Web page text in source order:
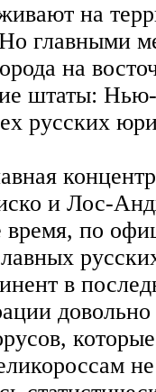
на
главными
на
штаты:
русских
и Лос-
по
в